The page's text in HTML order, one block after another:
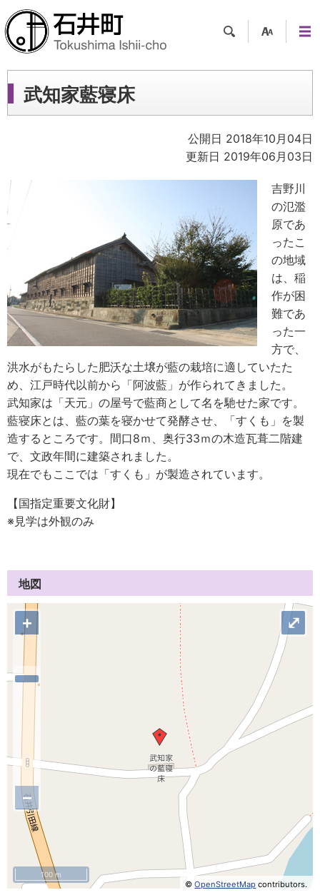
ツー
ュー
武知家藍寝床
公開日 2018年10月04日
更新日 2019年06月03日
吉野川
の氾濫
原であ
ったこ
の地域
は、稲
作が困
難であ
った一
方で、
洪水がもたらした肥沃な土壌が藍の栽培に適していたた
め、江戸時代以前から「阿波藍」が作られてきました。
武知家は「天元」の屋号で藍商として名を馳せた家です。
藍寝床とは、藍の葉を寝かせて発酵させ、「すくも」を製
造するところです。間口8ｍ、奥行33ｍの木造瓦葺二階建
で、文政年間に建築されました。
現在でもここでは「すくも」が製造されています。
【国指定重要文化財】
※見学は外観のみ
地図
+
−
©OpenStreetMap contributors.
100 m
⤢